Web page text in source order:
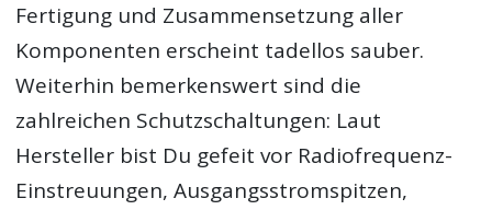
Fertigung und Zusammensetzung aller
Komponenten erscheint tadellos sauber.
Weiterhin bemerkenswert sind die
zahlreichen Schutzschaltungen: Laut
Hersteller bist Du gefeit vor Radiofrequenz-
Einstreuungen, Ausgangsstromspitzen,